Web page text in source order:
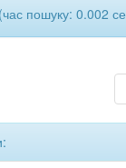
пошуку: 0.002